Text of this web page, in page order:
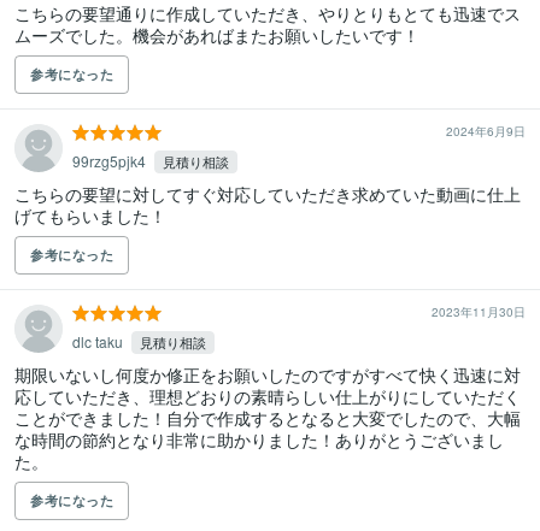
こちらの要望通りに作成していただき、やりとりもとても迅速でス
ムーズでした。機会があればまたお願いしたいです！
参考になった
2024年6月9日
99rzg5pjk4 見積り相談
こちらの要望に対してすぐ対応していただき求めていた動画に仕上
げてもらいました！
参考になった
2023年11月30日
dlc taku 見積り相談
期限いないし何度か修正をお願いしたのですがすべて快く迅速に対
応していただき、理想どおりの素晴らしい仕上がりにしていただく
ことができました！自分で作成するとなると大変でしたので、大幅
な時間の節約となり非常に助かりました！ありがとうございまし
た。
参考になった